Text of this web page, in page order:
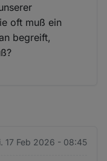
oft muß ein
begreift,
17 Feb 2026 - 08:45